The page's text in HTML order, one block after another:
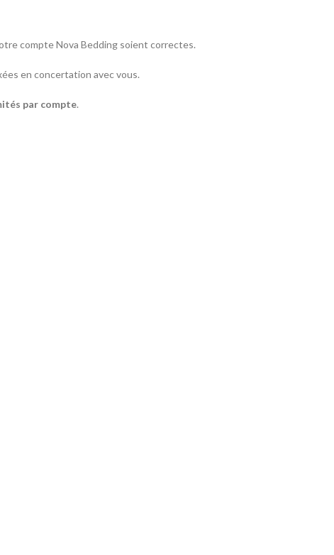
compte Nova Bedding soient correctes.
en concertation avec vous.
par compte.